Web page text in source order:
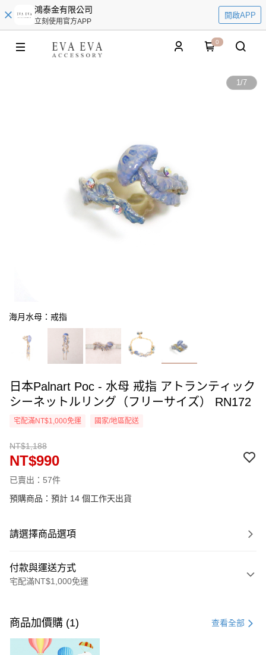
鴻泰金有限公司
立刻使用官方APP
開啟APP
0
1/7
海月水母：戒指
日本Palnart Poc - 水母 戒指 アトランティック
シーネットルリング（フリーサイズ） RN172
宅配滿NT$1,000免運 國家/地區配送
NT$1,188
NT$990
已賣出：57件
預購商品：預計 14 個工作天出貨
請選擇商品選項
付款與運送方式
宅配滿NT$1,000免運
信用卡一次付款
LINE Pay
商品加價購 (1) 查看全部